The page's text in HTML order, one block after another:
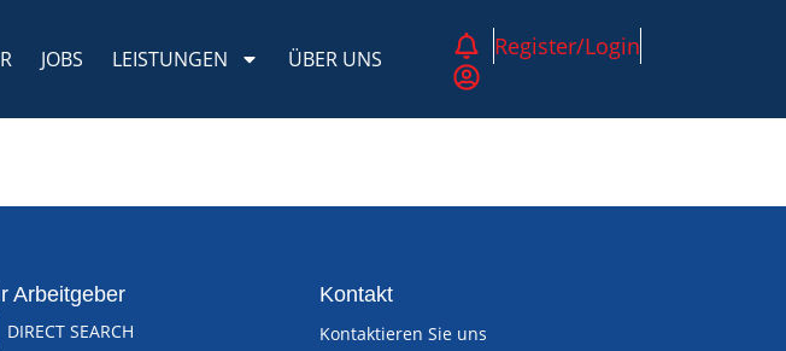
JOBS LEISTUNGEN ÜBER UNS Register/Login
Arbeitgeber
DIRECT SEARCH
Kontakt
Kontaktieren Sie uns